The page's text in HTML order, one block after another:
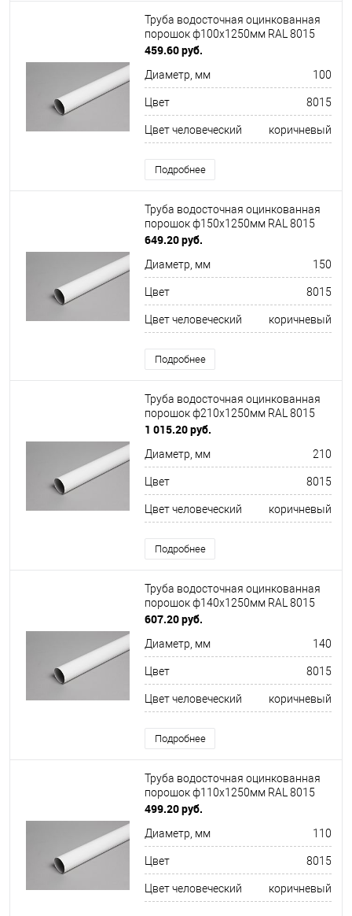
Труба водосточная оцинкованная
порошок ф100х1250мм RAL 8015
459.60 руб.
Диаметр, мм 100
Цвет 8015
Цвет человеческий коричневый
Подробнее
Труба водосточная оцинкованная
порошок ф150х1250мм RAL 8015
649.20 руб.
Диаметр, мм 150
Цвет 8015
Цвет человеческий коричневый
Подробнее
Труба водосточная оцинкованная
порошок ф210х1250мм RAL 8015
1 015.20 руб.
Диаметр, мм 210
Цвет 8015
Цвет человеческий коричневый
Подробнее
Труба водосточная оцинкованная
порошок ф140х1250мм RAL 8015
607.20 руб.
Диаметр, мм 140
Цвет 8015
Цвет человеческий коричневый
Подробнее
Труба водосточная оцинкованная
порошок ф110х1250мм RAL 8015
499.20 руб.
Диаметр, мм 110
Цвет 8015
Цвет человеческий коричневый